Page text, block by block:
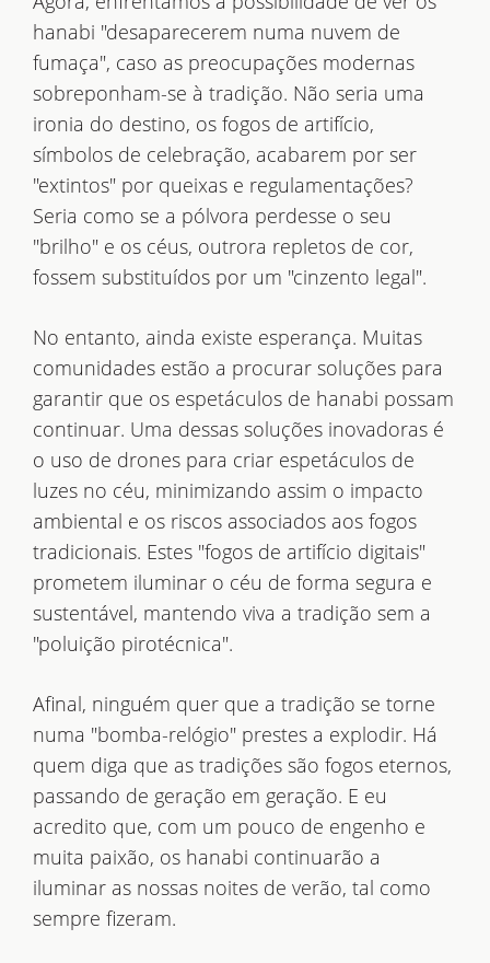
hanabi "desaparecerem numa nuvem de
fumaça", caso as preocupações modernas
sobreponham-se à tradição. Não seria uma
ironia do destino, os fogos de artifício,
símbolos de celebração, acabarem por ser
"extintos" por queixas e regulamentações?
Seria como se a pólvora perdesse o seu
"brilho" e os céus, outrora repletos de cor,
fossem substituídos por um "cinzento legal".
No entanto, ainda existe esperança. Muitas
comunidades estão a procurar soluções para
garantir que os espetáculos de hanabi possam
continuar. Uma dessas soluções inovadoras é
o uso de drones para criar espetáculos de
luzes no céu, minimizando assim o impacto
ambiental e os riscos associados aos fogos
tradicionais. Estes "fogos de artifício digitais"
prometem iluminar o céu de forma segura e
sustentável, mantendo viva a tradição sem a
"poluição pirotécnica".
Afinal, ninguém quer que a tradição se torne
numa "bomba-relógio" prestes a explodir. Há
quem diga que as tradições são fogos eternos,
passando de geração em geração. E eu
acredito que, com um pouco de engenho e
muita paixão, os hanabi continuarão a
iluminar as nossas noites de verão, tal como
sempre fizeram.